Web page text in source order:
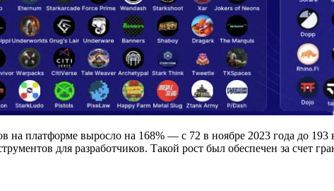
платформе выросло на 168% — с 72 в ноябре 2023 года до
для разработчиков. Такой рост был обеспечен за счет